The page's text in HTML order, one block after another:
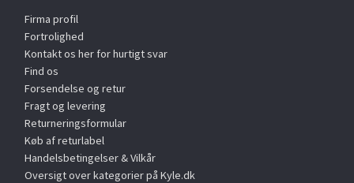
Firma profil
Fortrolighed
Kontakt os her for hurtigt svar
Find os
Forsendelse og retur
Fragt og levering
Returneringsformular
Køb af returlabel
Handelsbetingelser & Vilkår
Oversigt over kategorier på Kyle.dk